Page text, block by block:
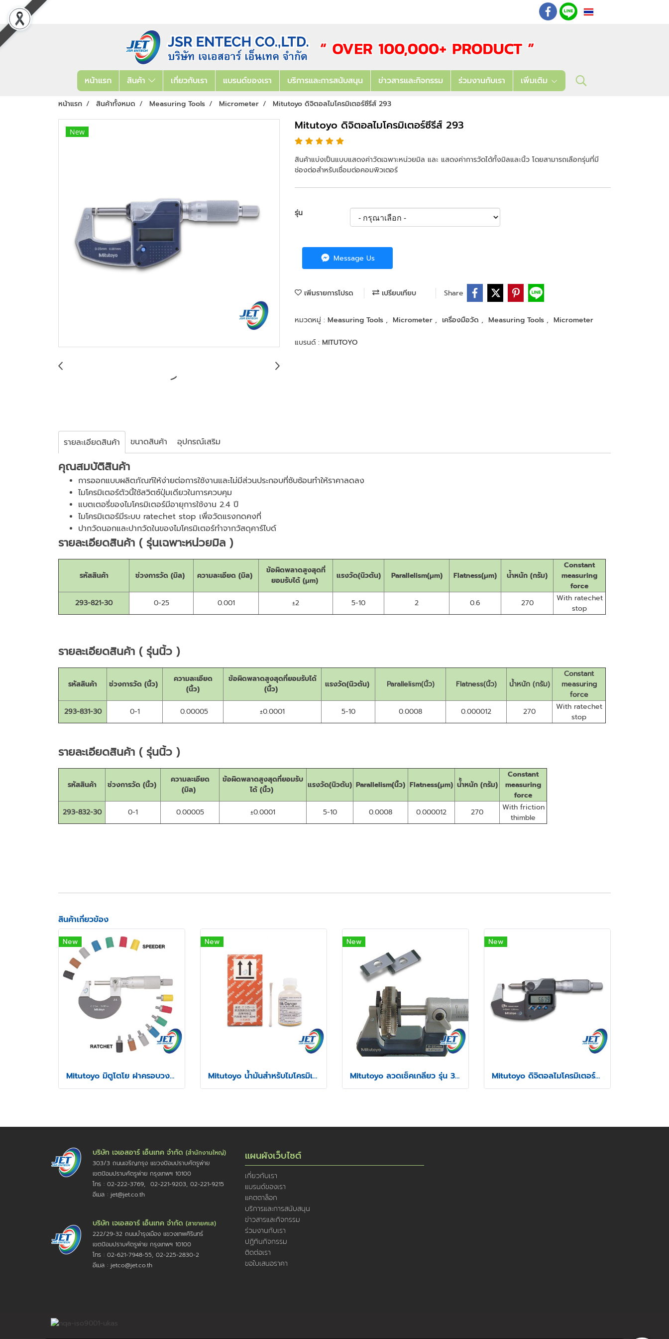
TH
หน้าแรก สินค้า เกี่ยวกับเรา แบรนด์ของเรา บริการและการสนับสนุน ข่าวสารและกิจกรรม ร่วมงานกับเรา เพิ่มเติม
หน้าแรก สินค้าทั้งหมด Measuring Tools Micrometer Mitutoyo ดิจิตอลไมโครมิเตอร์ซีรีส์ 293
New Mitutoyo ดิจิตอลไมโครมิเตอร์ซีรีส์ 293
สินค้าแบ่งเป็นแบบแสดงค่าวัดเฉพาะหน่วยมิล และ แสดงค่าการวัดได้ทั้งมิลและนิ้ว โดยสามารถเลือกรุ่นที่มี
ช่องต่อสำหรับเชื่อมต่อคอมพิวเตอร์
รุ่น
Message Us
เพิ่มรายการโปรด เปรียบเทียบ Share
หมวดหมู่ : Measuring Tools , Micrometer , เครื่องมือวัด , Measuring Tools , Micrometer
แบรนด์ : MITUTOYO
รายละเอียดสินค้า ขนาดสินค้า อุปกรณ์เสริม
คุณสมบัติสินค้า
การออกแบบผลิตภัณฑ์ให้ง่ายต่อการใช้งานและไม่มีส่วนประกอบที่ซับซ้อนทำให้ราคาลดลง
ไมโครมิเตอร์ตัวนี้ใช้สวิตซ์ปุ่มเดียวในการควบคุม
แบตเตอรี่ของไมโครมิเตอร์มีอายุการใช้งาน 2.4 ปี
ไมโครมิเตอร์มีระบบ ratechet stop เพื่อวัดแรงกดคงที่
ปากวัดนอกและปากวัดในของไมโครมิเตอร์ทำจากวัสดุคาร์ไบด์
รายละเอียดสินค้า ( รุ่นเฉพาะหน่วยมิล )
รหัสสินค้า ช่วงการวัด (มิล) ความละเอียด (มิล)
ข้อผิดพลาดสูงสุดที่
ยอมรับได้ (μm)
แรงวัด(นิวตัน) Parallelism(μm) Flatness(μm) น้ำหนัก (กรัม)
Constant
measuring
force
293-821-30
0-25 0.001 ±2 5-10 2 0.6 270
With ratechet
stop
รายละเอียดสินค้า ( รุ่นนิ้ว )
รหัสสินค้า ช่วงการวัด (นิ้ว)
ความละเอียด
(นิ้ว)
ข้อผิดพลาดสูงสุดที่ยอมรับได้
(นิ้ว)
แรงวัด(นิวตัน) Parallelism(นิ้ว) Flatness(นิ้ว) น้ำหนัก (กรัม)
Constant
measuring
force
293-831-30
0-1 0.00005 ±0.0001 5-10 0.0008 0.000012 270
With ratechet
stop
รายละเอียดสินค้า ( รุ่นนิ้ว )
รหัสสินค้า ช่วงการวัด (นิ้ว)
ความละเอียด
(มิล)
ข้อผิดพลาดสูงสุดที่ยอมรับ
ได้ (นิ้ว)
แรงวัด(นิวตัน) Parallelism(นิ้ว) Flatness(μm) นั้ำหนัก (กรัม)
Constant
measuring
force
293-832-30
0-1 0.00005 ±0.0001 5-10 0.0008 0.000012 270
With friction
thimble
สินค้าเกี่ยวข้อง
New
Mitutoyo มิตูโตโย ฝาครอบวงล้อและสปีดเดอร์ไมโครมิเตอร์
New
Mitutoyo น้ำมันสำหรับไมโครมิเตอร์
New
Mitutoyo ลวดเช็คเกลียว รุ่น 313
New
Mitutoyo ดิจิตอลไมโครมิเตอร์วัดความสูงรอยย้ำสายไฟ รุ่น 342
บริษัท เจเอสอาร์ เอ็นเทค จำกัด (สำนักงานใหญ่)
303/3 ถนนเจริญกรุง แขวงป้อมปราบศัตรูพ่าย
เขตป้อมปราบศัตรูพ่าย กรุงเทพฯ 10100
โทร : 02-222-3769, 02-221-9203, 02-221-9215
อีเมล : jet@jet.co.th
บริษัท เจเอสอาร์ เอ็นเทค จำกัด (สาขายศเส)
222/29-32 ถนนบำรุงเมือง แขวงเทพศิรินทร์
เขตป้อมปราบศัตรูพ่าย กรุงเทพฯ 10100
โทร : 02-621-7948-55, 02-225-2830-2
อีเมล : jetco@jet.co.th
แผนผังเว็บไซต์
เกี่ยวกับเรา
แบรนด์ของเรา
แคตตาล็อก
บริการและการสนับสนุน
ข่าวสารและกิจกรรม
ร่วมงานกับเรา
ปฏิทินกิจกรรม
ติดต่อเรา
ขอใบเสนอราคา